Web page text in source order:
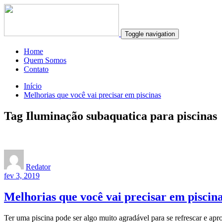
Toggle navigation
Home
Quem Somos
Contato
Início
Melhorias que você vai precisar em piscinas
Tag Iluminação subaquatica para piscinas
Redator
fev 3, 2019
Melhorias que você vai precisar em
Ter uma piscina pode ser algo muito agradável para se refrescar e